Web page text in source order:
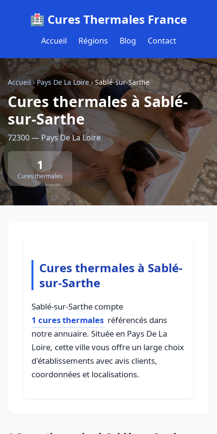
🏥 Cures Thermales France
Accueil Régions Blog Contact
Accueil ›Pays De La Loire›Sablé-sur-Sarthe
Cures thermales à Sablé-
sur-Sarthe
72300 — Pays De La Loire
1
Cures thermales
Cures thermales à Sablé-
sur-Sarthe
Sablé-sur-Sarthe compte
1 cures thermales référencés dans
notre annuaire. Située en Pays De La
Loire, cette ville vous offre un large choix
d'établissements avec avis clients,
coordonnées et localisations.